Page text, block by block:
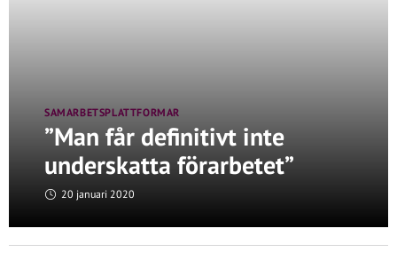
SAMARBETSPLATTFORMAR
”Man får definitivt inte
underskatta förarbetet”
20 januari 2020